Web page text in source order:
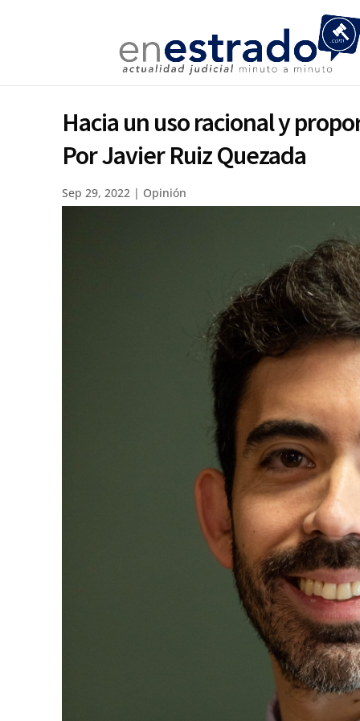
Hacia un uso racional y
Por Javier Ruiz Quezada
Sep 29, 2022 | Opinión